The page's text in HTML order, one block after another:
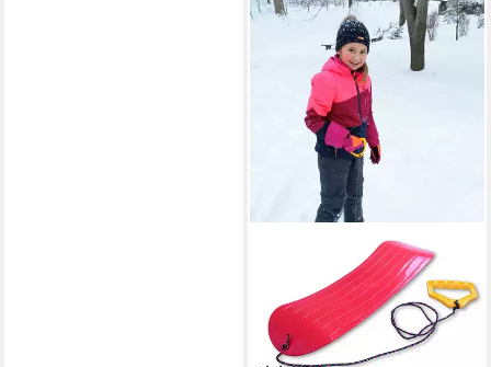
Snowboard Kinder
Snowboard mit Halteseil Mini
Snowboard, Lern-Snowboard
Freestyleboard Gleitboard